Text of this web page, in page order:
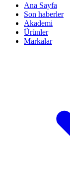
Ana Sayfa
Son haberler
Akademi
Ürünler
Markalar